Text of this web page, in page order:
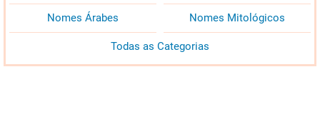
Nomes Árabes Nomes Mitológicos
Todas as Categorias